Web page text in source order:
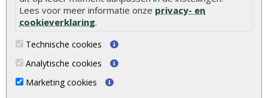
Lees voor meer informatie onze privacy- en
cookieverklaring.
Technische cookies
Analytische cookies
Marketing cookies
Schutting
Tuinpalen
Tuinhekken
Tuinhuizen
Tuinschermen
Steigerplanken
Douglas hout